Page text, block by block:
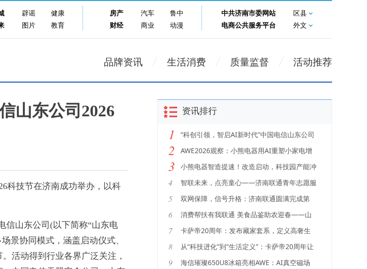
辟谣 健康 房产 汽车 鲁中 中共济南市委网站
区县
图片 教育 财经 商业 动漫 电商公共服务平台 外文
品牌资讯 生活消费 质量监督 活动推荐
山东公司2026
科技节在济南成功举办，以科
山东公司(以下简称“山东电
景协同模式，涵盖启动仪式、
活动得到行业各界广泛关注，
资讯排行
1
“科创引领，智启AI新时代”中国电信山东公司
2026科技节成功举办
2
AWE2026观察：小熊电器用AI重塑小家电增
长逻辑
3
小熊电器智造提速！改造启动，科技园产能冲
刺2000万台
4
智联未来，点亮童心——济南联通青年志愿服
务队走进南部山区开展AI梦想公益课堂活动
5
双网保障，信号升格：济南联通圆满完成第
16届国际生物发酵产品与技术装备展览会通
信保障
6
消费帮扶有我联通 美食品鉴助农迎春——山
东联通“央企消费帮扶”齐鲁行（济南站）暨乡
村振兴志愿服务活动完美收官
7
卡萨帝20周年：发布藏家套系，定义高奢生
活新方式
8
从“科技进化”到“生活定义”：卡萨帝20周年让
无人家务更进一步
9
海信璀璨650U8冰箱亮相AWE：AI真空磁场